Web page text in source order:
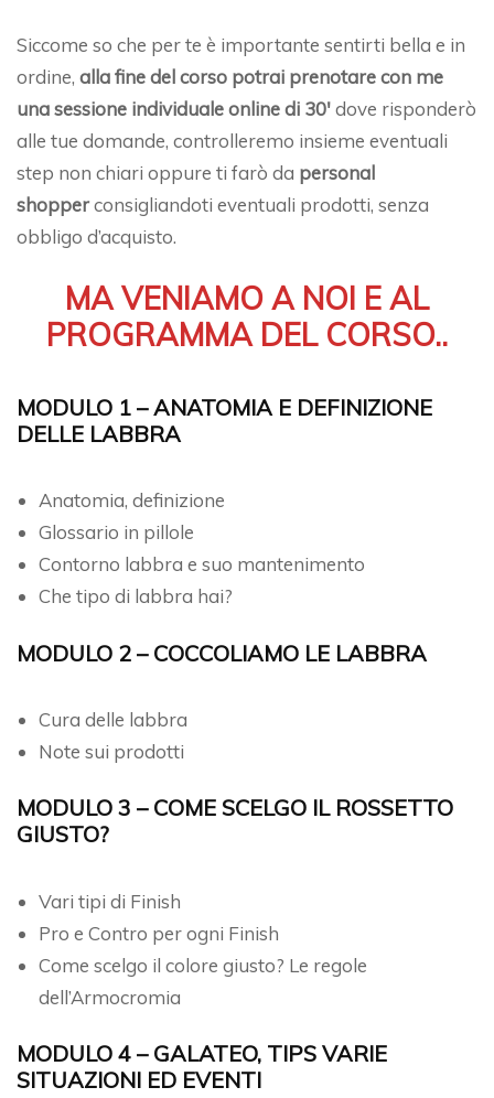
Siccome so che per te è importante sentirti bella e in
ordine, alla fine del corso potrai prenotare con me
una sessione individuale online di 30′dove risponderò
alle tue domande, controlleremo insieme eventuali
step non chiari oppure ti farò da personal
shopperconsigliandoti eventuali prodotti, senza
obbligo d’acquisto.
MA VENIAMO A NOI E AL
PROGRAMMA DEL CORSO..
MODULO 1 – ANATOMIA E DEFINIZIONE
DELLE LABBRA
Anatomia, definizione
Glossario in pillole
Contorno labbra e suo mantenimento
Che tipo di labbra hai?
MODULO 2 – COCCOLIAMO LE LABBRA
Cura delle labbra
Note sui prodotti
MODULO 3 – COME SCELGO IL ROSSETTO
GIUSTO?
Vari tipi di Finish
Pro e Contro per ogni Finish
Come scelgo il colore giusto? Le regole
dell’Armocromia
MODULO 4 – GALATEO, TIPS VARIE
SITUAZIONI ED EVENTI